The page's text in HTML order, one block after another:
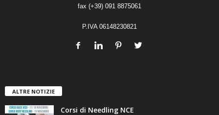
fax (+39) 091 8875061
P.IVA 06148230821
ALTRE NOTIZIE
Corsi di Needling NCE